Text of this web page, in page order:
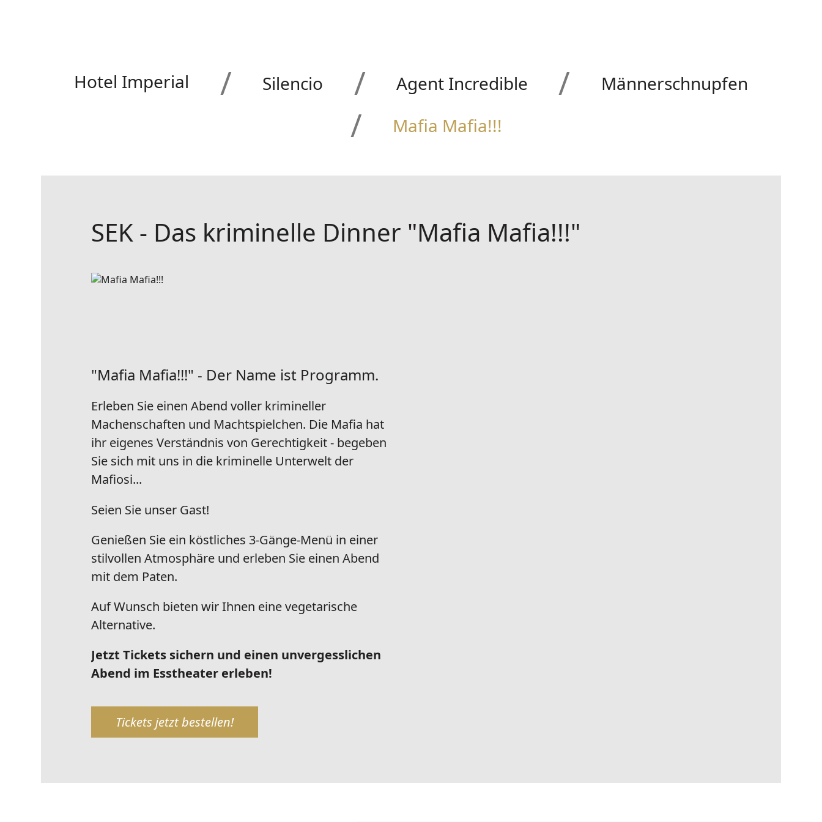
Hotel Imperial Silencio Agent Incredible
Männerschnupfen
Mafia Mafia!!!
SEK - Das kriminelle Dinner "Mafia Mafia!!!"
"Mafia Mafia!!!" - Der Name ist Programm.
Erleben Sie einen Abend voller krimineller
Machenschaften und Machtspielchen. Die Mafia hat
ihr eigenes Verständnis von Gerechtigkeit - begeben
Sie sich mit uns in die kriminelle Unterwelt der
Mafiosi...
Seien Sie unser Gast!
Genießen Sie ein köstliches 3-Gänge-Menü in einer
stilvollen Atmosphäre und erleben Sie einen Abend
mit dem Paten.
Auf Wunsch bieten wir Ihnen eine vegetarische
Alternative.
Jetzt Tickets sichern und einen unvergesslichen
Abend im Esstheater erleben!
Tickets jetzt bestellen!